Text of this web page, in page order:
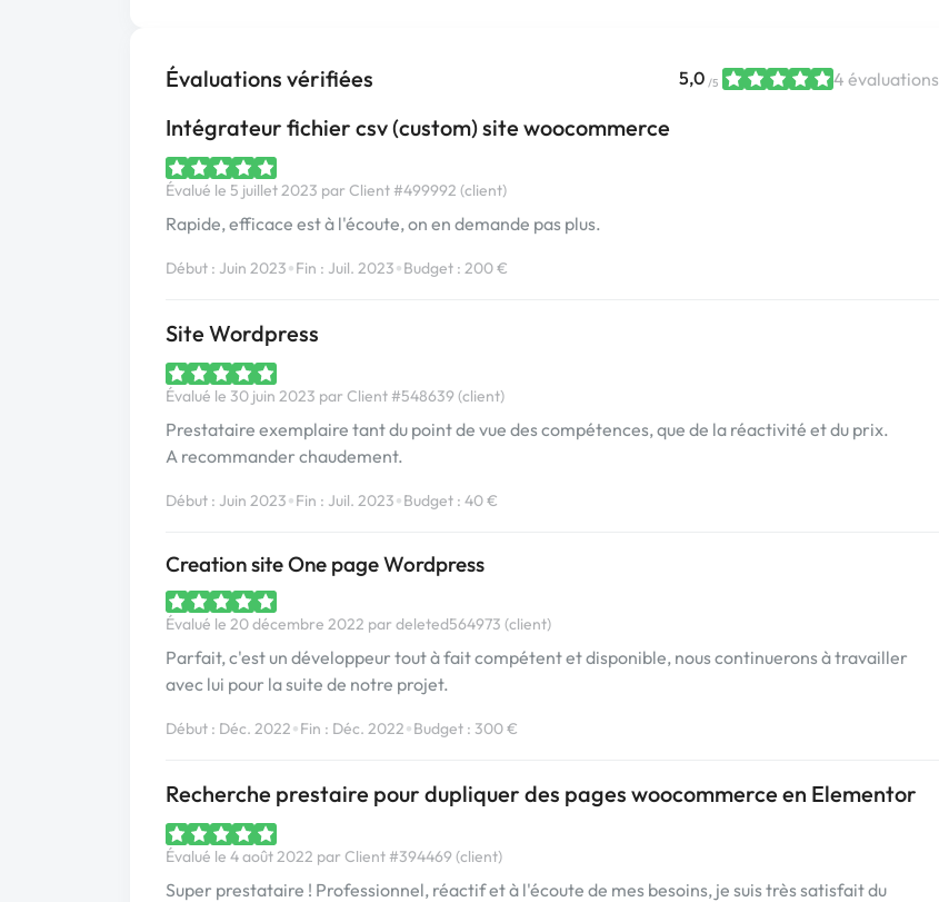
Évaluations vérifiées 5,0 /5 4 évaluations
Intégrateur fichier csv (custom) site woocommerce
Évalué le 5 juillet 2023 par Client #499992 (client)
Rapide, efficace est à l'écoute, on en demande pas plus.
Début : Juin 2023•Fin : Juil. 2023•Budget : 200 €
Site Wordpress
Évalué le 30 juin 2023 par Client #548639 (client)
Prestataire exemplaire tant du point de vue des compétences, que de la réactivité et du prix.
A recommander chaudement.
Début : Juin 2023•Fin : Juil. 2023•Budget : 40 €
Creation site One page Wordpress
Évalué le 20 décembre 2022 par deleted564973 (client)
Parfait, c'est un développeur tout à fait compétent et disponible, nous continuerons à travailler
avec lui pour la suite de notre projet.
Début : Déc. 2022•Fin : Déc. 2022•Budget : 300 €
Recherche prestaire pour dupliquer des pages woocommerce en Elementor
Évalué le 4 août 2022 par Client #394469 (client)
Super prestataire ! Professionnel, réactif et à l'écoute de mes besoins, je suis très satisfait du